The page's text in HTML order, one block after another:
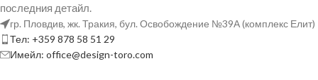
последния детайл.
гр. Пловдив, жк. Тракия, бул. Освобождение №39А (комплекс Елит)
Тел: +359 878 58 51 29
Имейл: office@design-toro.com